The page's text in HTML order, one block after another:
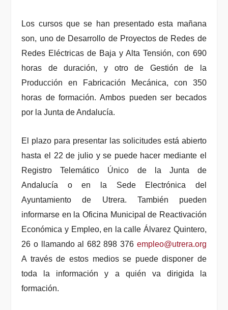
Los cursos que se han presentado esta mañana
son, uno de Desarrollo de Proyectos de Redes de
Redes Eléctricas de Baja y Alta Tensión, con 690
horas de duración, y otro de Gestión de la
Producción en Fabricación Mecánica, con 350
horas de formación. Ambos pueden ser becados
por la Junta de Andalucía.
El plazo para presentar las solicitudes está abierto
hasta el 22 de julio y se puede hacer mediante el
Registro Telemático Único de la Junta de
Andalucía o en la Sede Electrónica del
Ayuntamiento de Utrera. También pueden
informarse en la Oficina Municipal de Reactivación
Económica y Empleo, en la calle Álvarez Quintero,
26 o llamando al 682 898 376 empleo@utrera.org
A través de estos medios se puede disponer de
toda la información y a quién va dirigida la
formación.